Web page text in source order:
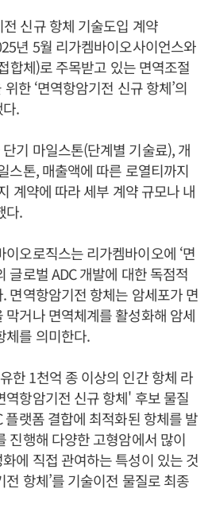
신규 항체 기술도입 계약
년 5월 리가켐바이오사이언스와
합체)로 주목받고 있는 면역조절
한 ‘면역항암기전 신규 항체’의
.
기 마일스톤(단계별 기술료), 개
스톤, 매출액에 따른 로열티까지
계약에 따라 세부 계약 규모나 내
다.
오로직스는 리가켐바이오에 ‘면
글로벌 ADC 개발에 대한 독점적
면역항암기전 항체는 암세포가 면
막거나 면역체계를 활성화해 암세
체를 의미한다.
한 1천억 종 이상의 인간 항체 라
항암기전 신규 항체' 후보 물질
플랫폼 결합에 최적화된 항체를 발
진행해 다양한 고형암에서 많이
에 직접 관여하는 특성이 있는 것
전 항체’를 기술이전 물질로 최종